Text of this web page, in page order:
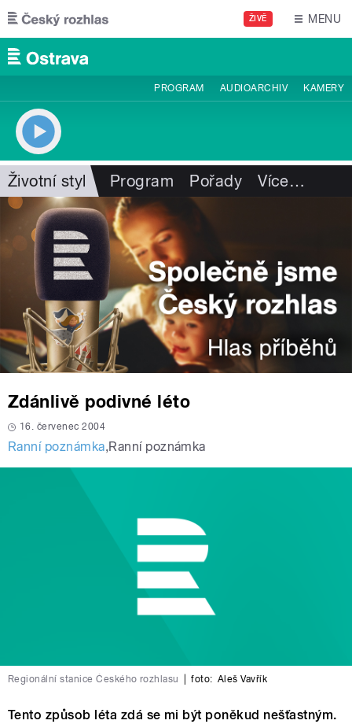
Přejít k hlavnímu obsahu
ŽIVĚ MENU
PROGRAM AUDIOARCHIV KAMERY
Životní styl Program Pořady Více…
Zdánlivě podivné léto
16. červenec 2004
Ranní poznámka,Ranní poznámka
Regionální stanice Českého rozhlasu foto: Aleš Vavřík
Tento způsob léta zdá se mi být poněkud nešťastným.